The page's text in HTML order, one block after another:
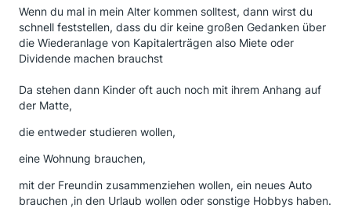
Wenn du mal in mein Alter kommen solltest, dann wirst du
schnell feststellen, dass du dir keine großen Gedanken über
die Wiederanlage von Kapitalerträgen also Miete oder
Dividende machen brauchst
Da stehen dann Kinder oft auch noch mit ihrem Anhang auf
der Matte,
die entweder studieren wollen,
eine Wohnung brauchen,
mit der Freundin zusammenziehen wollen, ein neues Auto
brauchen ,in den Urlaub wollen oder sonstige Hobbys haben.